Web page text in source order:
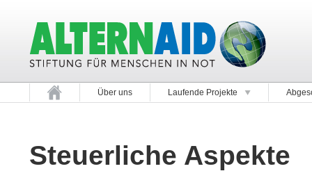
Über uns Laufende Projekte
Steuerliche Aspekte